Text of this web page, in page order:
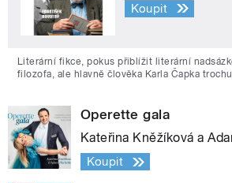
Koupit
Literární fikce, pokus přiblížit literární
filozofa, ale hlavně člověka Karla Čapka
Operette gala
Kateřina Kněžíková a
Koupit